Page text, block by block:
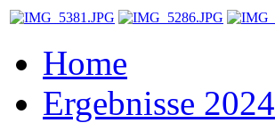
Home
Ergebnisse 2024